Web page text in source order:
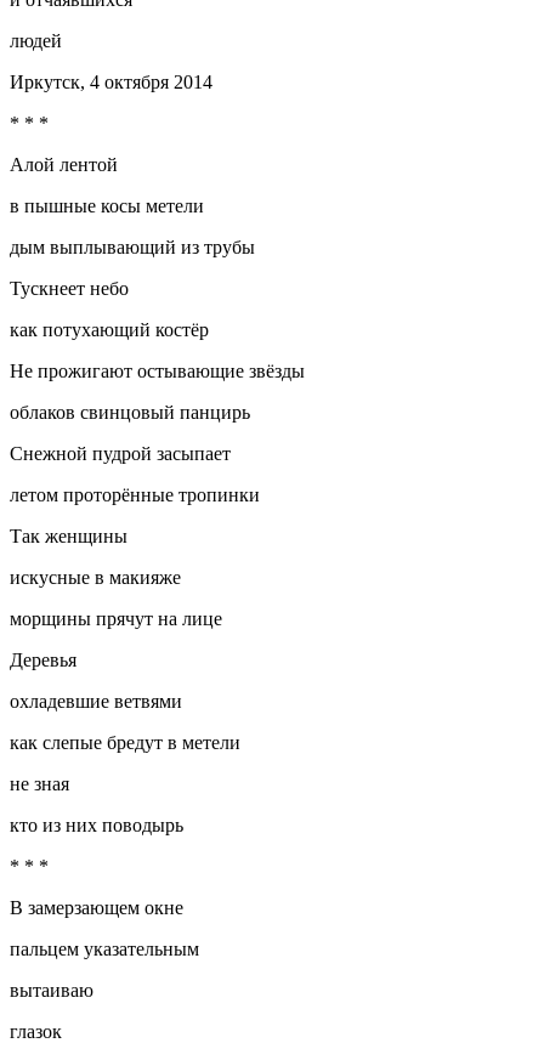
людей
Иркутск, 4 октября 2014
* * *
Алой лентой
в пышные косы метели
дым выплывающий из трубы
Тускнеет небо
как потухающий костёр
Не прожигают остывающие звёзды
облаков свинцовый панцирь
Снежной пудрой засыпает
летом проторённые тропинки
Так женщины
искусные в макияже
морщины прячут на лице
Деревья
охладевшие ветвями
как слепые бредут в метели
не зная
кто из них поводырь
* * *
В замерзающем окне
пальцем указательным
вытаиваю
глазок